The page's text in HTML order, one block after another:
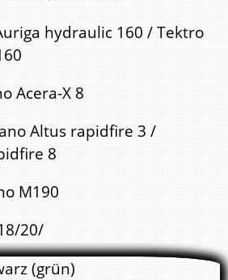
hydraulic 160 / Tektro
Acera-X 8
Altus rapidfire 3 /
8
M190
20/
(grün)